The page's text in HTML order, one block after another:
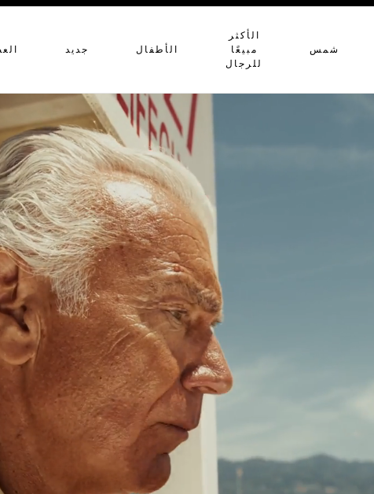
شمس
الأكثر
مبيعًا
للرجال
الأطفال جديد